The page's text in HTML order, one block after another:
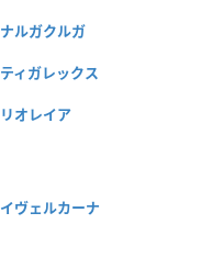
ナルガクルガ
ティガレックス
リオレイア
イヴェルカーナ